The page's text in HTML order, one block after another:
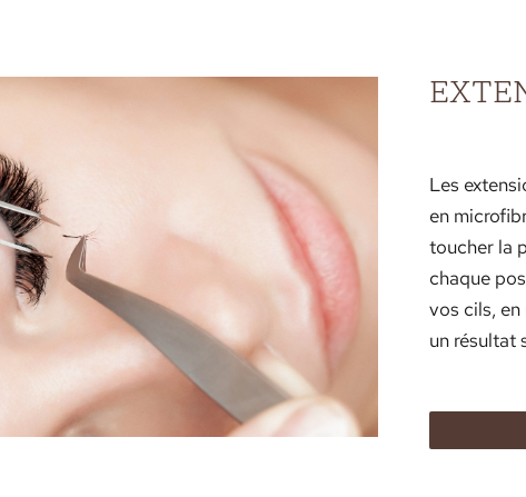
Les
en
toucher la
chaque
vos cils,
un résultat